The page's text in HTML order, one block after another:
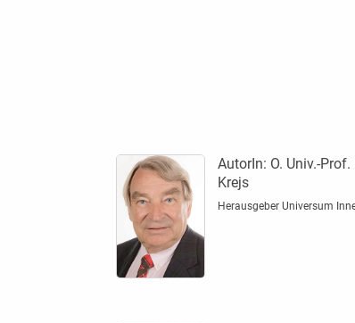
AutorIn: O. Univ.-
Krejs
Herausgeber Universum